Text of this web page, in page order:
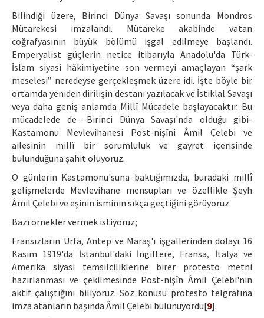
Bilindiği üzere, Birinci Dünya Savaşı sonunda Mondros
Mütarekesi imzalandı. Mütareke akabinde vatan
coğrafyasının büyük bölümü işgal edilmeye başlandı.
Emperyalist güçlerin netice itibarıyla Anadolu'da Türk-
İslam siyasi hâkimiyetine son vermeyi amaçlayan “şark
meselesi” neredeyse gerçekleşmek üzere idi. İşte böyle bir
ortamda yeniden dirilişin destanı yazılacak ve İstiklal Savaşı
veya daha geniş anlamda Millî Mücadele başlayacaktır. Bu
mücadelede de -Birinci Dünya Savaşı'nda olduğu gibi-
Kastamonu Mevlevihanesi Post-nişîni Âmil Çelebi ve
ailesinin millî bir sorumluluk ve gayret içerisinde
bulunduğuna şahit oluyoruz.
O günlerin Kastamonu'suna baktığımızda, buradaki millî
gelişmelerde Mevlevihane mensupları ve özellikle Şeyh
Âmil Çelebi ve eşinin isminin sıkça geçtiğini görüyoruz.
Bazı örnekler vermek istiyoruz;
Fransızların Urfa, Antep ve Maraş'ı işgallerinden dolayı 16
Kasım 1919'da İstanbul'daki İngiltere, Fransa, İtalya ve
Amerika siyasi temsilciliklerine birer protesto metni
hazırlanması ve çekilmesinde Post-nişîn Âmil Çelebi'nin
aktif çalıştığını biliyoruz. Söz konusu protesto telgrafına
imza atanların başında Âmil Çelebi bulunuyordu[9].